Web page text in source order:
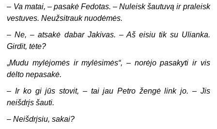
– Va matai, – pasakė Fedotas. – Nuleisk šautuvą ir praleisk
vestuves. Neužsitrauk nuodėmės.
–Ne, – atsakė dabar Jakivas. – Aš eisiu tik su Ulianka.
Girdit, tėte?
„Mudu mylėjomės ir mylėsimės“, – norėjo pasakyti ir vis
dėlto nepasakė.
–Ir ko gi jūs stovit, – tai jau Petro žengė link jo. – Jis
neišdrįs šauti.
–Neišdrįsiu, sakai?